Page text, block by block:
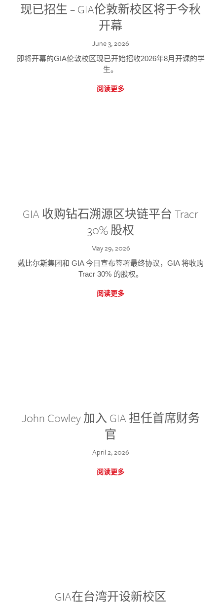
现已招生 – GIA伦敦新校区将于今秋
开幕
June 3, 2026
即将开幕的GIA伦敦校区现已开始招收2026年8月开课的学
生。
阅读更多
GIA 收购钻石溯源区块链平台 Tracr
30% 股权
May 29, 2026
戴比尔斯集团和 GIA 今日宣布签署最终协议，GIA 将收购
Tracr 30% 的股权。
阅读更多
John Cowley 加入 GIA 担任首席财务
官
April 2, 2026
阅读更多
GIA在台湾开设新校区